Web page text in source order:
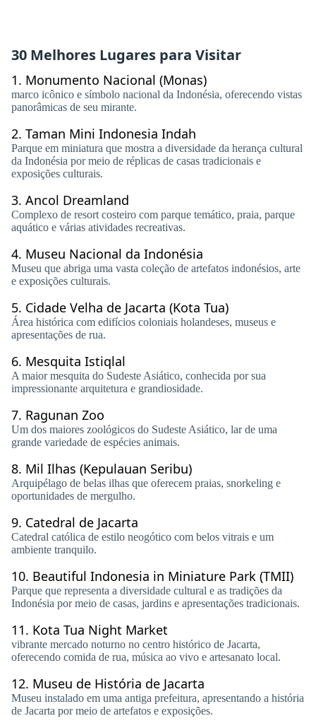
30 Melhores Lugares para Visitar
1. Monumento Nacional (Monas)
marco icônico e símbolo nacional da Indonésia, oferecendo vistas
panorâmicas de seu mirante.
2. Taman Mini Indonesia Indah
Parque em miniatura que mostra a diversidade da herança cultural
da Indonésia por meio de réplicas de casas tradicionais e
exposições culturais.
3. Ancol Dreamland
Complexo de resort costeiro com parque temático, praia, parque
aquático e várias atividades recreativas.
4. Museu Nacional da Indonésia
Museu que abriga uma vasta coleção de artefatos indonésios, arte
e exposições culturais.
5. Cidade Velha de Jacarta (Kota Tua)
Área histórica com edifícios coloniais holandeses, museus e
apresentações de rua.
6. Mesquita Istiqlal
A maior mesquita do Sudeste Asiático, conhecida por sua
impressionante arquitetura e grandiosidade.
7. Ragunan Zoo
Um dos maiores zoológicos do Sudeste Asiático, lar de uma
grande variedade de espécies animais.
8. Mil Ilhas (Kepulauan Seribu)
Arquipélago de belas ilhas que oferecem praias, snorkeling e
oportunidades de mergulho.
9. Catedral de Jacarta
Catedral católica de estilo neogótico com belos vitrais e um
ambiente tranquilo.
10. Beautiful Indonesia in Miniature Park (TMII)
Parque que representa a diversidade cultural e as tradições da
Indonésia por meio de casas, jardins e apresentações tradicionais.
11. Kota Tua Night Market
vibrante mercado noturno no centro histórico de Jacarta,
oferecendo comida de rua, música ao vivo e artesanato local.
12. Museu de História de Jacarta
Museu instalado em uma antiga prefeitura, apresentando a história
de Jacarta por meio de artefatos e exposições.